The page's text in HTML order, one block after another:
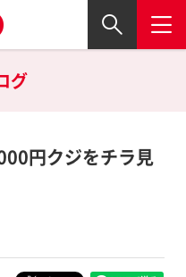
グ
円クジをチラ見